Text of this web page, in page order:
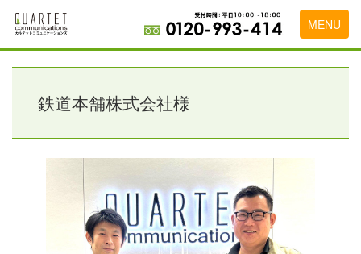
MENU
トップページ
料金表
代理店の乗り換えをお考えの方
広告代理店・HP制作会社様へ
鉄道本舗株式会社様